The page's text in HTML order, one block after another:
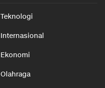
Teknologi
Internasional
Ekonomi
Olahraga